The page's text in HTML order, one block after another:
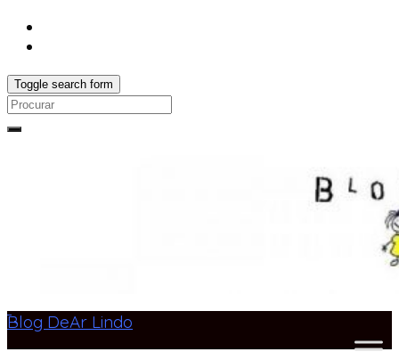
Toggle search form
Search
Blog DeAr Lindo